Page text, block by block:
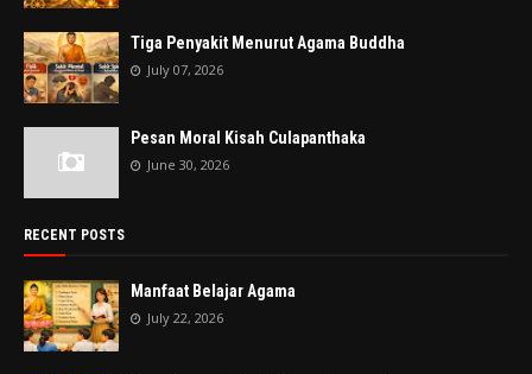
Tiga Penyakit Menurut Agama Buddha
July 07, 2026
Pesan Moral Kisah Culapanthaka
June 30, 2026
RECENT POSTS
Manfaat Belajar Agama
July 22, 2026